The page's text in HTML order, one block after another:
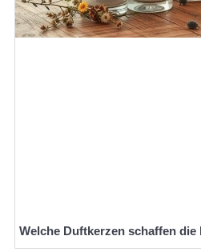
Welche Duftkerzen schaffen die